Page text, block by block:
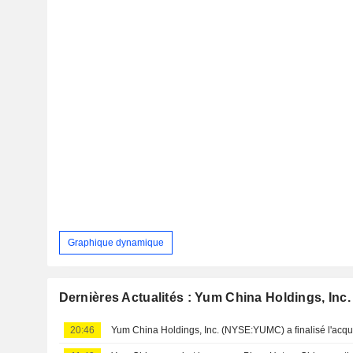
Graphique dynamique
Dernières Actualités : Yum China Holdings, Inc.
20:46